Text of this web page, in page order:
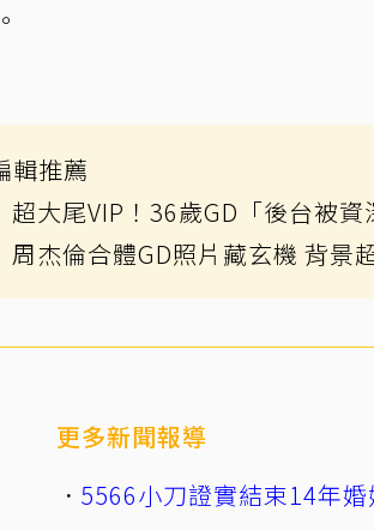
輯推薦
超大尾VIP！36歲GD「後台被
周杰倫合體GD照片藏玄機 背景
更多新聞報導
5566小刀證實結束14年